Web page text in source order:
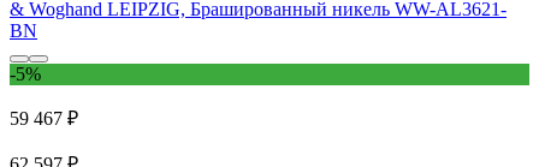
-5%
59 467 ₽